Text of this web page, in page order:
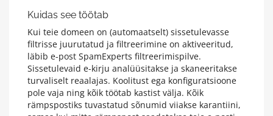
Kuidas see töötab
Kui teie domeen on (automaatselt) sissetulevasse
filtrisse juurutatud ja filtreerimine on aktiveeritud,
läbib e-post SpamExperts filtreerimispilve.
Sissetulevaid e-kirju analüüsitakse ja skaneeritakse
turvaliselt reaalajas. Koolitust ega konfiguratsioone
pole vaja ning kõik töötab kastist välja. Kõik
rämpspostiks tuvastatud sõnumid viiakse karantiini,